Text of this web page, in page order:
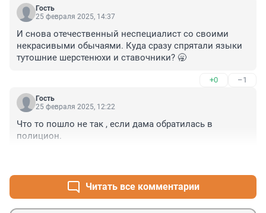
Гость
25 февраля 2025, 14:37
И снова отечественный неспециалист со своими
некрасивыми обычаями. Куда сразу спрятали языки
тутошние шерстенюхи и ставочники? 🥱
+0 –1
Гость
25 февраля 2025, 12:22
Что то пошло не так , если дама обратилась в
полицион.
Читать все комментарии